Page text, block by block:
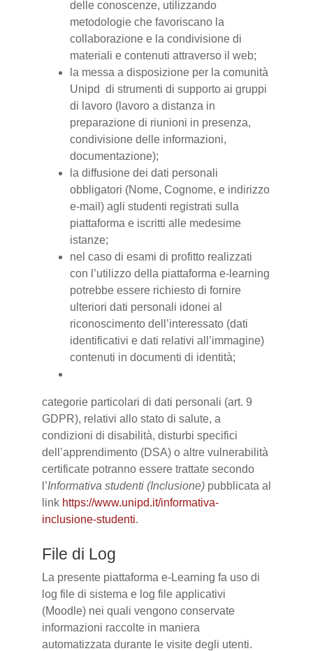
delle conoscenze, utilizzando
metodologie che favoriscano la
collaborazione e la condivisione di
materiali e contenuti attraverso il web;
la messa a disposizione per la comunità
Unipd di strumenti di supporto ai gruppi
di lavoro (lavoro a distanza in
preparazione di riunioni in presenza,
condivisione delle informazioni,
documentazione);
la diffusione dei dati personali
obbligatori (Nome, Cognome, e indirizzo
e-mail) agli studenti registrati sulla
piattaforma e iscritti alle medesime
istanze;
nel caso di esami di profitto realizzati
con l’utilizzo della piattaforma e-learning
potrebbe essere richiesto di fornire
ulteriori dati personali idonei al
riconoscimento dell’interessato (dati
identificativi e dati relativi all’immagine)
contenuti in documenti di identità;
categorie particolari di dati personali (art. 9
GDPR), relativi allo stato di salute, a
condizioni di disabilità, disturbi specifici
dell’apprendimento (DSA) o altre vulnerabilità
certificate potranno essere trattate secondo
l’Informativa studenti (Inclusione) pubblicata al
link https://www.unipd.it/informativa-
inclusione-studenti.
File di Log
La presente piattaforma e-Learning fa uso di
log file di sistema e log file applicativi
(Moodle) nei quali vengono conservate
informazioni raccolte in maniera
automatizzata durante le visite degli utenti.